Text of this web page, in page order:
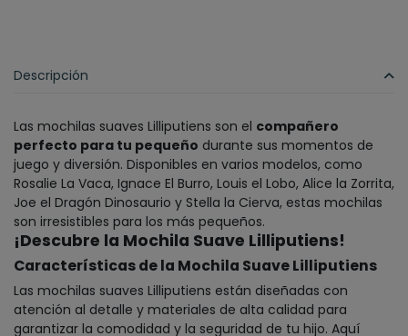
Descripción
Las mochilas suaves Lilliputiens son el compañero
perfecto para tu pequeño durante sus momentos de
juego y diversión. Disponibles en varios modelos, como
Rosalie La Vaca, Ignace El Burro, Louis el Lobo, Alice la Zorrita,
Joe el Dragón Dinosaurio y Stella la Cierva, estas mochilas
son irresistibles para los más pequeños.
¡Descubre la Mochila Suave Lilliputiens!
Características de la Mochila Suave Lilliputiens
Las mochilas suaves Lilliputiens están diseñadas con
atención al detalle y materiales de alta calidad para
garantizar la comodidad y la seguridad de tu hijo. Aquí